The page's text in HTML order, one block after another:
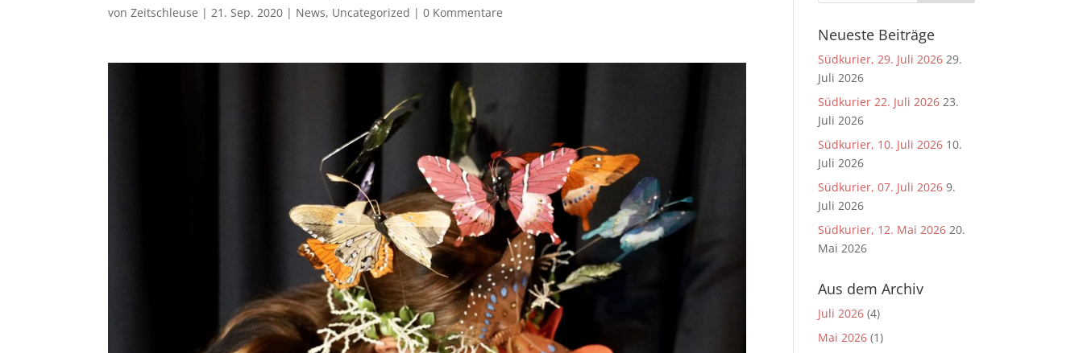
vonZeitschleuse |21. Sep. 2020 | News, Uncategorized |0 Kommentare
Neueste Beiträge
Südkurier, 29. Juli 2026 29.
Juli 2026
Südkurier 22. Juli 2026 23.
Juli 2026
Südkurier, 10. Juli 2026 10.
Juli 2026
Südkurier, 07. Juli 2026 9.
Juli 2026
Südkurier, 12. Mai 2026 20.
Mai 2026
Aus dem Archiv
Juli 2026 (4)
Mai 2026 (1)